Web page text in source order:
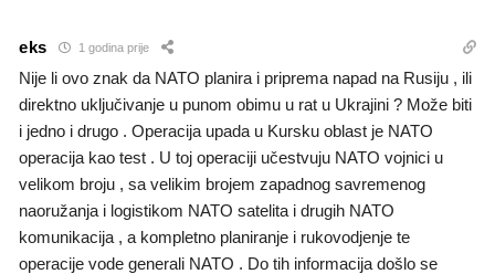
eks 1 godina prije
Nije li ovo znak da NATO planira i priprema napad na Rusiju , ili
direktno uključivanje u punom obimu u rat u Ukrajini ? Može biti
i jedno i drugo . Operacija upada u Kursku oblast je NATO
operacija kao test . U toj operaciji učestvuju NATO vojnici u
velikom broju , sa velikim brojem zapadnog savremenog
naoružanja i logistikom NATO satelita i drugih NATO
komunikacija , a kompletno planiranje i rukovodjenje te
operacije vode generali NATO . Do tih informacija došlo se